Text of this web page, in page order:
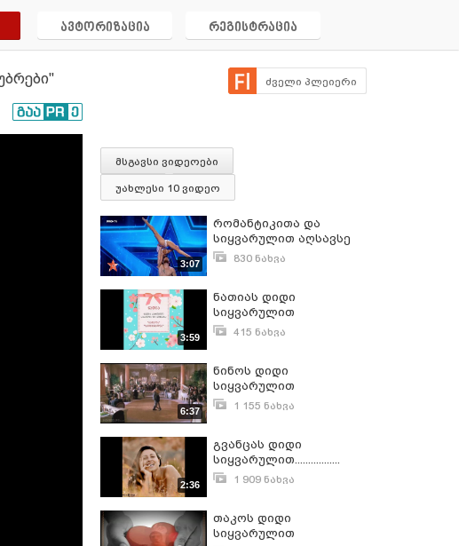
ავტორიზაცია რეგისტრაცია
ძველი პლეიერი
მსგავსი ვიდეოები
უახლესი 10 ვიდეო
3:07
რომანტიკითა და
სიყვარულით აღსავსე
ცეკვა!830 ნახვა
3:59
ნათიას დიდი
სიყვარულით
415 ნახვა
6:37
ნინოს დიდი
სიყვარულით
1 155 ნახვა
2:36
გვანცას დიდი
სიყვარულით.................
1 909 ნახვა
თაკოს დიდი
სიყვარულით